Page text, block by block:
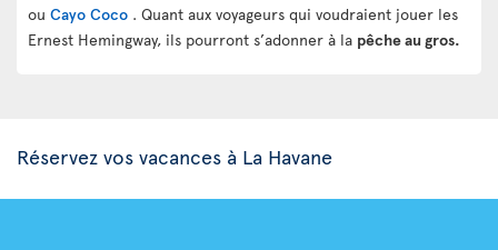
ou Cayo Coco . Quant aux voyageurs qui voudraient jouer les
Ernest Hemingway, ils pourront s’adonner à la pêche au gros.
Réservez vos vacances à La Havane